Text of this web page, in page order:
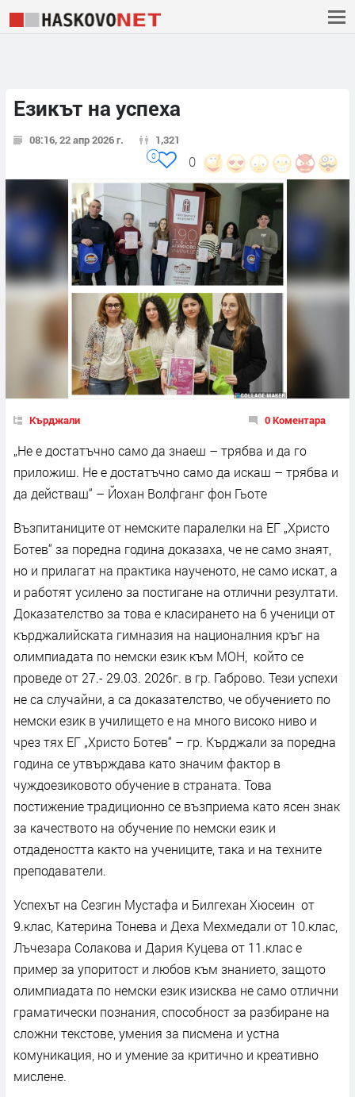
Езикът на успеха
08:16, 22 апр 2026 г. 1,321
0
0
Кърджали 0 Коментара
„Не е достатъчно само да знаеш – трябва и да го
приложиш. Не е достатъчно само да искаш – трябва и
да действаш“ – Йохан Волфганг фон Гьоте
Възпитаниците от немските паралелки на ЕГ „Христо
Ботев“ за поредна година доказаха, че не само знаят,
но и прилагат на практика наученото, не само искат, а
и работят усилено за постигане на отлични резултати.
Доказателство за това е класирането на 6 ученици от
кърджалийската гимназия на националния кръг на
олимпиадата по немски език към МОН, който се
проведе от 27.- 29.03. 2026г. в гр. Габрово. Тези успехи
не са случайни, а са доказателство, че обучението по
немски език в училището е на много високо ниво и
чрез тях ЕГ „Христо Ботев“ – гр. Кърджали за поредна
година се утвърждава като значим фактор в
чуждоезиковото обучение в страната. Това
постижение традиционно се възприема като ясен знак
за качеството на обучение по немски език и
отдадеността както на учениците, така и на техните
преподаватели.
Успехът на Сезгин Мустафа и Билгехан Хюсеин от
9.клас, Катерина Тонева и Деха Мехмедали от 10.клас,
Лъчезара Солакова и Дария Куцева от 11.клас е
пример за упоритост и любов към знанието, защото
олимпиадата по немски език изисква не само отлични
граматически познания, способност за разбиране на
сложни текстове, умения за писмена и устна
комуникация, но и умение за критично и креативно
мислене.